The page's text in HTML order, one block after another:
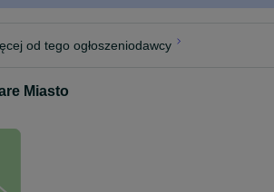
od tego ogłoszeniodawcy
Miasto